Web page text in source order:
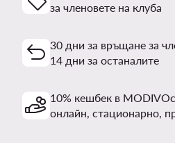
за членовете на клуба
30 дни за връщане за
14 дни за останалите
10% кешбек в
онлайн, стационарно,